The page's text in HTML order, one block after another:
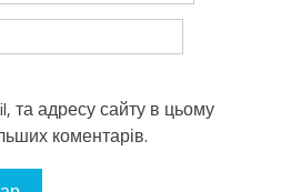
та адресу сайту в цьому
коментарів.